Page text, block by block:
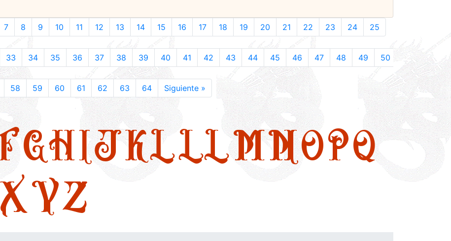
7 8 9 10 11 12 13 14 15 16 17 18 19 20 21 22 23 24 25
33 34 35 36 37 38 39 40 41 42 43 44 45 46 47 48 49 50
58 59 60 61 62 63 64 Siguiente »
GHIJKLLLMNOPQ
XYZ